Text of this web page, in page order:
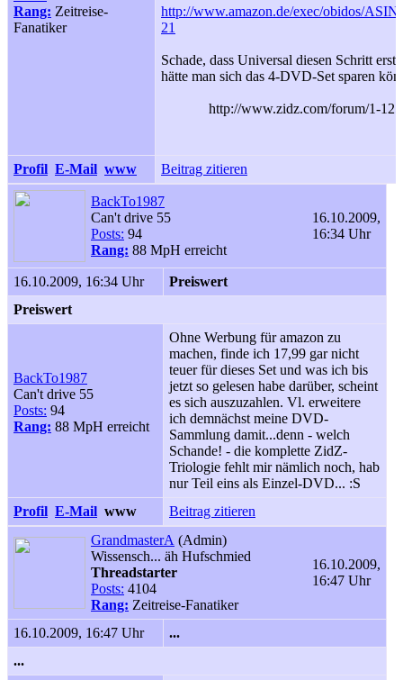
Rang: Zeitreise-
Fanatiker
http://www.amazon.de/exec/obidos/
21
Schade, dass Universal diesen Schritt erst
hätte man sich das 4-DVD-Set sparen
http://www.zidz.com/forum/1-
Profil E-Mail www Beitrag zitieren
BackTo1987
Can't drive 55
Posts: 94
Rang: 88 MpH erreicht
16.10.2009,
16:34 Uhr
16.10.2009, 16:34 Uhr
Preiswert
Preiswert
BackTo1987
Can't drive 55
Posts: 94
Rang: 88 MpH erreicht
Ohne Werbung für amazon zu
machen, finde ich 17,99 gar nicht
teuer für dieses Set und was ich bis
jetzt so gelesen habe darüber, scheint
es sich auszuzahlen. Vl. erweitere
ich demnächst meine DVD-
Sammlung damit...denn - welch
Schande! - die komplette ZidZ-
Triologie fehlt mir nämlich noch, hab
nur Teil eins als Einzel-DVD... :S
Profil E-Mail www
Beitrag zitieren
GrandmasterA (Admin)
Wissensch... äh Hufschmied
Threadstarter
Posts: 4104
Rang: Zeitreise-Fanatiker
16.10.2009,
16:47 Uhr
16.10.2009, 16:47 Uhr
...
...